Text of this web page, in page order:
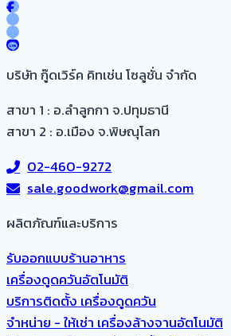
บริษัท กู๊ดเวิร์ค คิทเช่น โซลูชั่น จำกัด
สาขา 1 : อ.ลำลูกกา จ.ปทุมธานี
สาขา 2 : อ.เมือง จ.พิษณุโลก
02-460-9272
sale.goodwork@gmail.com
ผลิตภัณฑ์และบริการ​
รับออกแบบร้านอาหาร
เครื่องดูดควันอัตโนมัติ
บริการติดตั้ง เครื่องดูดควัน
จำหน่าย - ให้เช่า เครื่องล้างจานอัตโนมัติ